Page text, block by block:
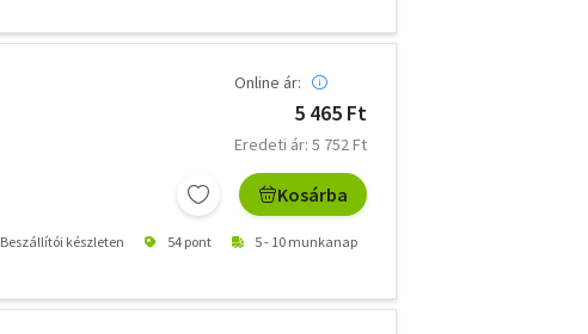
Online ár:
5 465 Ft
Eredeti ár: 5 752 Ft
Kosárba
Beszállítói készleten 54 pont 5 - 10 munkanap